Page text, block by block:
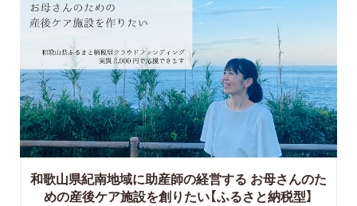
和歌山県紀南地域に助産師の経営する お母さんのた
めの産後ケア施設を創りたい【ふるさと納税型】